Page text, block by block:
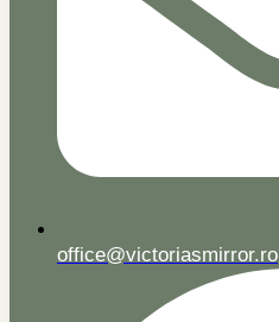
office@victoriasmirror.ro